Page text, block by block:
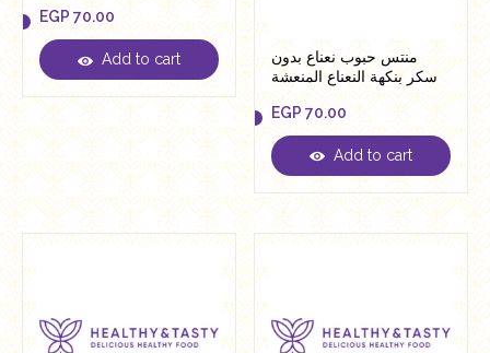
EGP 70.00
EGP 70.00
Add to cart
منتس حبوب نعناع بدون
سكر بنكهة النعناع المنعشة
من سويت اند سليم
EGP 70.00
EGP 70.00
Add to cart